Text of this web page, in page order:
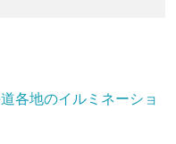
各地のイルミネーショ